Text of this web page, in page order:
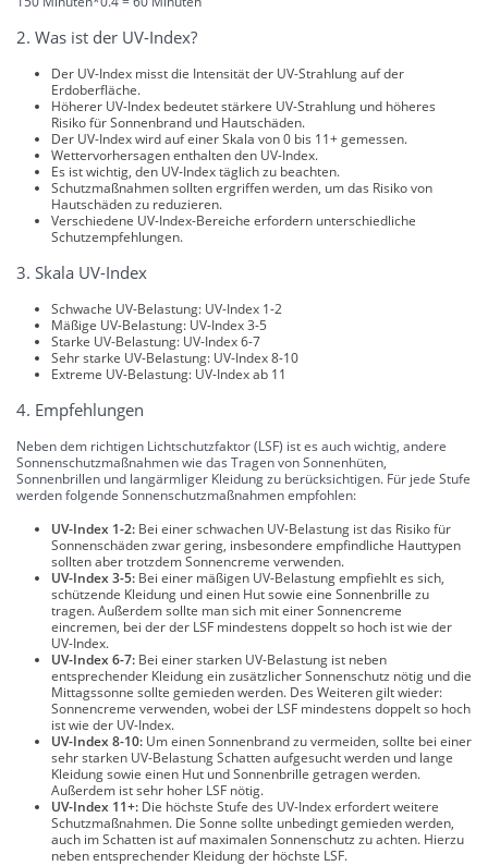
2. Was ist der UV-Index?
Der UV-Index misst die Intensität der UV-Strahlung auf der
Erdoberfläche.
Höherer UV-Index bedeutet stärkere UV-Strahlung und höheres
Risiko für Sonnenbrand und Hautschäden.
Der UV-Index wird auf einer Skala von 0 bis 11+ gemessen.
Wettervorhersagen enthalten den UV-Index.
Es ist wichtig, den UV-Index täglich zu beachten.
Schutzmaßnahmen sollten ergriffen werden, um das Risiko von
Hautschäden zu reduzieren.
Verschiedene UV-Index-Bereiche erfordern unterschiedliche
Schutzempfehlungen.
3. Skala UV-Index
Schwache UV-Belastung: UV-Index 1-2
Mäßige UV-Belastung: UV-Index 3-5
Starke UV-Belastung: UV-Index 6-7
Sehr starke UV-Belastung: UV-Index 8-10
Extreme UV-Belastung: UV-Index ab 11
4. Empfehlungen
Neben dem richtigen Lichtschutzfaktor (LSF) ist es auch wichtig, andere
Sonnenschutzmaßnahmen wie das Tragen von Sonnenhüten,
Sonnenbrillen und langärmliger Kleidung zu berücksichtigen. Für jede Stufe
werden folgende Sonnenschutzmaßnahmen empfohlen:
UV-Index 1-2: Bei einer schwachen UV-Belastung ist das Risiko für
Sonnenschäden zwar gering, insbesondere empfindliche Hauttypen
sollten aber trotzdem Sonnencreme verwenden.
UV-Index 3-5: Bei einer mäßigen UV-Belastung empfiehlt es sich,
schützende Kleidung und einen Hut sowie eine Sonnenbrille zu
tragen. Außerdem sollte man sich mit einer Sonnencreme
eincremen, bei der der LSF mindestens doppelt so hoch ist wie der
UV-Index.
UV-Index 6-7: Bei einer starken UV-Belastung ist neben
entsprechender Kleidung ein zusätzlicher Sonnenschutz nötig und die
Mittagssonne sollte gemieden werden. Des Weiteren gilt wieder:
Sonnencreme verwenden, wobei der LSF mindestens doppelt so hoch
ist wie der UV-Index.
UV-Index 8-10: Um einen Sonnenbrand zu vermeiden, sollte bei einer
sehr starken UV-Belastung Schatten aufgesucht werden und lange
Kleidung sowie einen Hut und Sonnenbrille getragen werden.
Außerdem ist sehr hoher LSF nötig.
UV-Index 11+: Die höchste Stufe des UV-Index erfordert weitere
Schutzmaßnahmen. Die Sonne sollte unbedingt gemieden werden,
auch im Schatten ist auf maximalen Sonnenschutz zu achten. Hierzu
neben entsprechender Kleidung der höchste LSF.